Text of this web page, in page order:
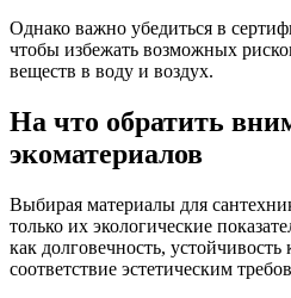
Однако важно убедиться в
чтобы избежать возможных
веществ в воду и воздух.
На что обратить
экоматериалов
Выбирая материалы для
только их экологические
как долговечность, устойчивость
соответствие эстетическим